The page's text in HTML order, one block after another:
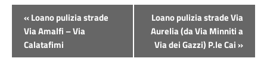
Evento
Navigazione
«Loano pulizia strade
Via Amalfi – Via
Calatafimi
Loano pulizia strade Via
Aurelia (da Via Minniti a
Via dei Gazzi) P.le Cai»